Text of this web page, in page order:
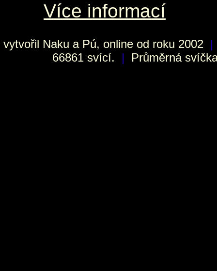
Více informací
vytvořil Naku a Pú, online od roku 2002 |
66861 svící.
| Průměrná